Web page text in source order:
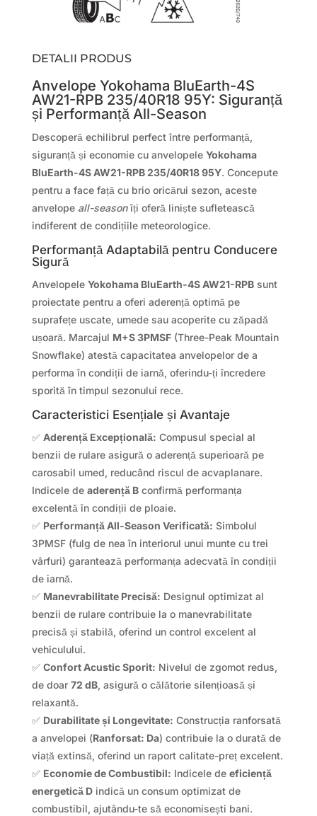
DETALII PRODUS
Anvelope Yokohama BluEarth-4S
AW21-RPB 235/40R18 95Y: Siguranță
și Performanță All-Season
Descoperă echilibrul perfect între performanță,
siguranță și economie cu anvelopele Yokohama
BluEarth-4S AW21-RPB 235/40R18 95Y. Concepute
pentru a face față cu brio oricărui sezon, aceste
anvelope all-seasonîți oferă liniște sufletească
indiferent de condițiile meteorologice.
Performanță Adaptabilă pentru Conducere
Sigură
Anvelopele Yokohama BluEarth-4S AW21-RPBsunt
proiectate pentru a oferi aderență optimă pe
suprafețe uscate, umede sau acoperite cu zăpadă
ușoară. Marcajul M+S 3PMSF(Three-Peak Mountain
Snowflake) atestă capacitatea anvelopelor de a
performa în condiții de iarnă, oferindu-ți încredere
sporită în timpul sezonului rece.
Caracteristici Esențiale și Avantaje
✅ Aderență Excepțională: Compusul special al
benzii de rulare asigură o aderență superioară pe
carosabil umed, reducând riscul de acvaplanare.
Indicele de aderență Bconfirmă performanța
excelentă în condiții de ploaie.
✅ Performanță All-Season Verificată: Simbolul
3PMSF (fulg de nea în interiorul unui munte cu trei
vârfuri) garantează performanța adecvată în condiții
de iarnă.
✅ Manevrabilitate Precisă: Designul optimizat al
benzii de rulare contribuie la o manevrabilitate
precisă și stabilă, oferind un control excelent al
vehiculului.
✅ Confort Acustic Sporit: Nivelul de zgomot redus,
de doar 72 dB, asigură o călătorie silențioasă și
relaxantă.
✅ Durabilitate și Longevitate: Construcția ranforsată
a anvelopei (Ranforsat: Da) contribuie la o durată de
viață extinsă, oferind un raport calitate-preț excelent.
✅ Economie de Combustibil: Indicele de eficiență
energetică Dindică un consum optimizat de
combustibil, ajutându-te să economisești bani.